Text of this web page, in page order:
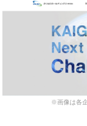
※画像は各